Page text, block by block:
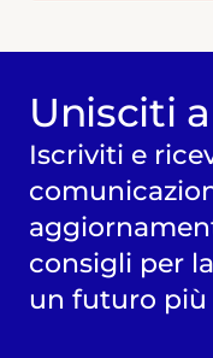
Unisciti
Iscriviti e
consigli per
un futuro più